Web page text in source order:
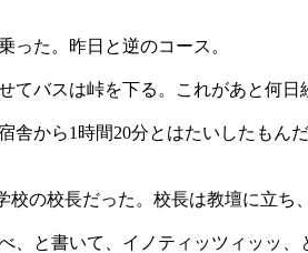
った。昨日と逆のコース。
バスは峠を下る。これがあと何日
舎から1時間20分とはたいしたも
の校長だった。校長は教壇に立ち
、と書いて、イノティッツィッッ